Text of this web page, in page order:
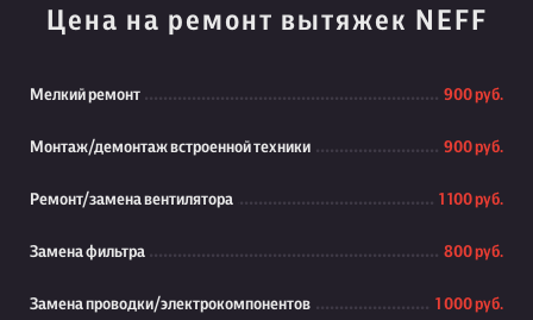
Цена на ремонт вытяжек NEFF
Мелкий ремонт 900 руб.
Монтаж/демонтаж встроенной техники 900 руб.
Ремонт/замена вентилятора 1 100 руб.
Замена фильтра 800 руб.
Замена проводки/электрокомпонентов 1 000 руб.